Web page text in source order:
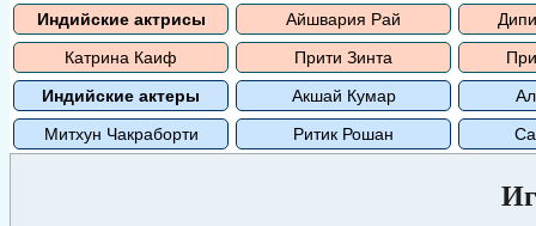
Индийские актрисы Айшвария Рай
Катрина Каиф
Прити Зинта
Индийские актеры
Акшай Кумар
Митхун Чакраборти
Ритик Рошан